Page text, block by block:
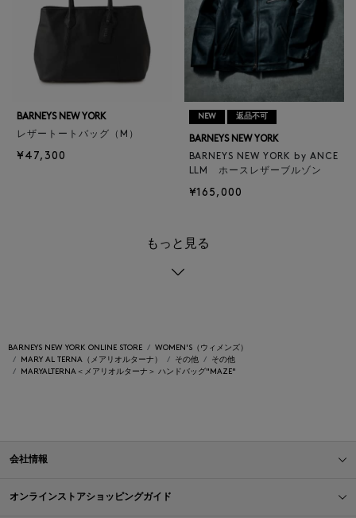
BARNEYS NEW YORK
レザートートバッグ（M）
¥47,300
NEW 返品不可
BARNEYS NEW YORK
BARNEYS NEW YORK by ANCE
LLM ホースレザーブルゾン
¥165,000
もっと見る
BARNEYS NEW YORK ONLINE STORE
WOMEN'S（ウィメンズ）
MARY AL TERNA（メアリオルターナ）
その他
その他
MARYALTERNA＜メアリオルターナ＞ ハンドバッグ"MAZE"
会社情報
オンラインストアショッピングガイド